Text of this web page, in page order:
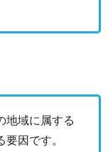
地域に属する
因です。